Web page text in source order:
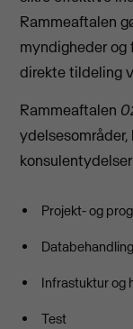
Rammeaftalen
myndigheder og
direkte tildeling
Rammeaftalen
Projekt- og
Databehandling
Infrastuktur og
Test